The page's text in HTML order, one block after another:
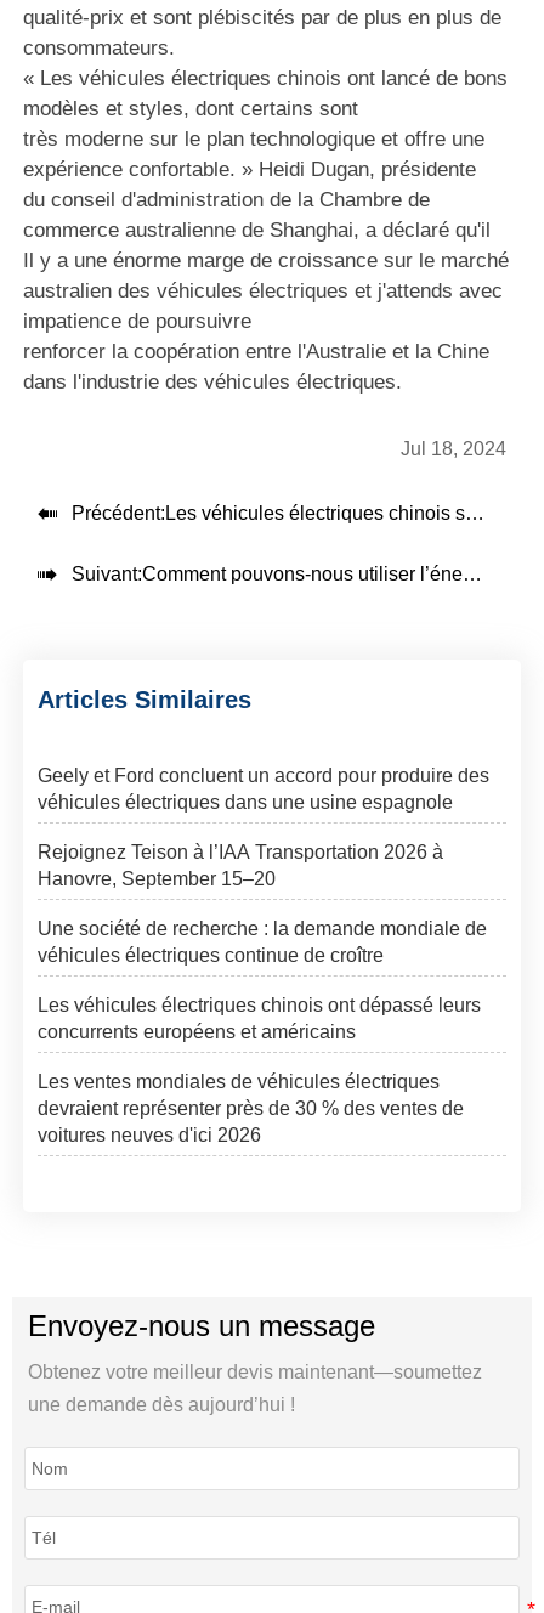
qualité-prix et sont plébiscités par de plus en plus de
consommateurs.
« Les véhicules électriques chinois ont lancé de bons
modèles et styles, dont certains sont
très moderne sur le plan technologique et offre une
expérience confortable. » Heidi Dugan, présidente
du conseil d'administration de la Chambre de
commerce australienne de Shanghai, a déclaré qu'il
Il y a une énorme marge de croissance sur le marché
australien des véhicules électriques et j'attends avec
impatience de poursuivre
renforcer la coopération entre l'Australie et la Chine
dans l'industrie des véhicules électriques.
Jul 18, 2024
 Précédent: Les véhicules électriques chinois sont bien accueillis par le marché du Moyen-Orient
 Suivant:Comment pouvons-nous utiliser l’énergie verte (pour les panneaux photovoltaïques) pour recharger le véhicule ?
Articles Similaires
Geely et Ford concluent un accord pour produire des
véhicules électriques dans une usine espagnole
Rejoignez Teison à l’IAA Transportation 2026 à
Hanovre, September 15–20
Une société de recherche : la demande mondiale de
véhicules électriques continue de croître
Les véhicules électriques chinois ont dépassé leurs
concurrents européens et américains
Les ventes mondiales de véhicules électriques
devraient représenter près de 30 % des ventes de
voitures neuves d'ici 2026
Envoyez-nous un message
Obtenez votre meilleur devis maintenant—soumettez
une demande dès aujourd’hui !